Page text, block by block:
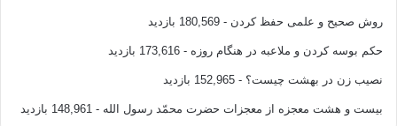
روش صحیح و علمی حفظ کردن - 180,569 بازدید
حکم بوسه کردن و ملاعبه در هنگام روزه - 173,616 بازدید
نصیب زن در بهشت چیست؟ - 152,965 بازدید
بیست و هشت معجزه از معجزات حضرت محمّد رسول الله - 148,961 بازدید